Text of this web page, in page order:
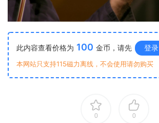
此内容查看价格为 100 金币，请先 登录
本网站只支持115磁力离线，不会使用请勿购买
0 0